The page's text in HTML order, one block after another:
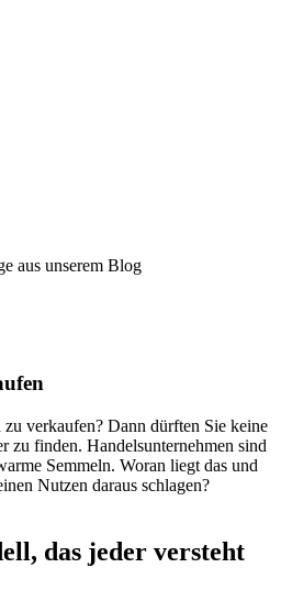
aus unserem Blog
verkaufen? Dann dürften Sie keine
zu finden. Handelsunternehmen sind
Semmeln. Woran liegt das und
Nutzen daraus schlagen?
das jeder versteht